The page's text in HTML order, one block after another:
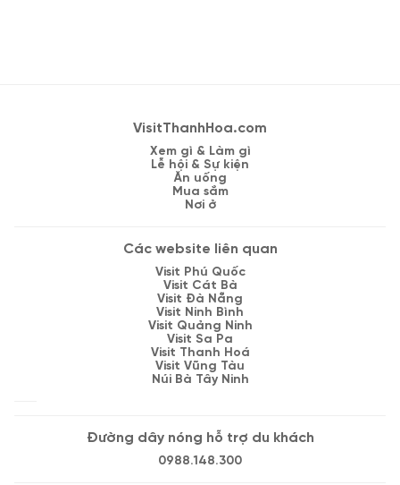
VisitThanhHoa.com
Xem gì & Làm gì
Lễ hội & Sự kiện
Ăn uống
Mua sắm
Nơi ở
Các website liên quan
Visit Phú Quốc
Visit Cát Bà
Visit Đà Nẵng
Visit Ninh Bình
Visit Quảng Ninh
Visit Sa Pa
Visit Thanh Hoá
Visit Vũng Tàu
Núi Bà Tây Ninh
Đường dây nóng hỗ trợ du khách
0988.148.300